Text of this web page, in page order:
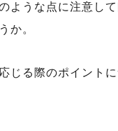
ような点に注意し
か。
じる際のポイント